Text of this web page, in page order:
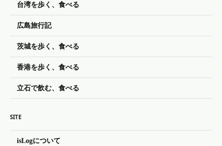
台湾を歩く、食べる
広島旅行記
茨城を歩く、食べる
香港を歩く、食べる
立石で飲む、食べる
SITE
isLogについて